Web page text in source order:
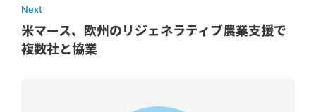
Next
米マース、欧州のリジェネラティブ農業支援で
複数社と協業